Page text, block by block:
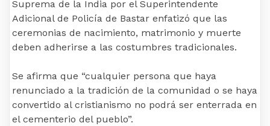
Suprema de la India por el Superintendente
Adicional de Policía de Bastar enfatizó que las
ceremonias de nacimiento, matrimonio y muerte
deben adherirse a las costumbres tradicionales.
Se afirma que “cualquier persona que haya
renunciado a la tradición de la comunidad o se haya
convertido al cristianismo no podrá ser enterrada en
el cementerio del pueblo”.